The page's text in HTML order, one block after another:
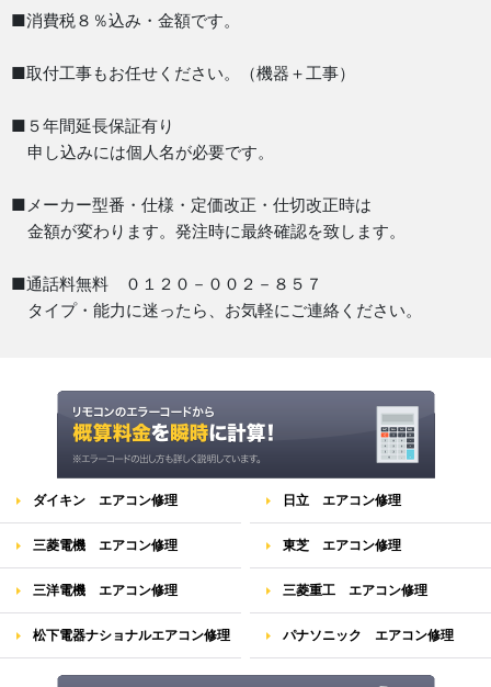
■消費税８％込み・金額です。
■取付工事もお任せください。（機器＋工事）
■５年間延長保証有り
申し込みには個人名が必要です。
■メーカー型番・仕様・定価改正・仕切改正時は
金額が変わります。発注時に最終確認を致します。
■通話料無料 ０１２０－００２－８５７
タイプ・能力に迷ったら、お気軽にご連絡ください。
ダイキン エアコン修理 日立 エアコン修理
三菱電機 エアコン修理 東芝 エアコン修理
三洋電機 エアコン修理 三菱重工 エアコン修理
松下電器ナショナルエアコン修理 パナソニック エアコン修理